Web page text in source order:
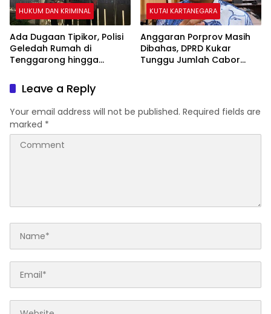
HUKUM DAN KRIMINAL
Ada Dugaan Tipikor, Polisi
Geledah Rumah di
Tenggarong hingga
KUTAI KARTANEGARA
Anggaran Porprov Masih
Dibahas, DPRD Kukar
Tunggu Jumlah Cabor
Leave a Reply
Your email address will not be published. Required fields are
marked *